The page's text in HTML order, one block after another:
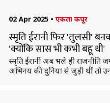
02 Apr 2025 • एकता कपूर
स्मृति ईरानी फिर 'तुलसी'
'क्योंकि सास भी कभी बहू थी'
स्मृति ईरानी अब भले ही
अभिनय की दुनिया से जुड़ी थीं तो